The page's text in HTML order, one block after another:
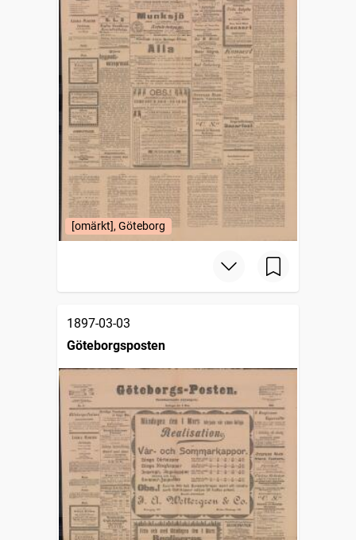
[omärkt], Göteborg
1897-03-03
Göteborgsposten